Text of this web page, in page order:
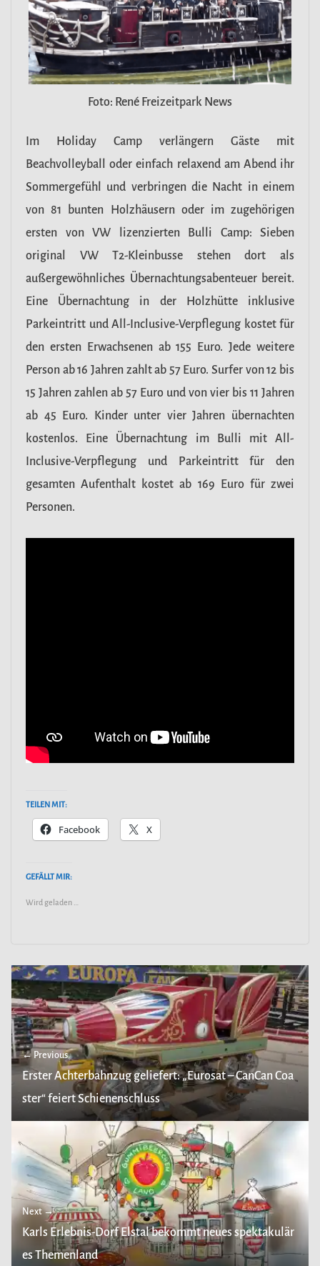
Foto: René Freizeitpark News
Im Holiday Camp verlängern Gäste mit
Beachvolleyball oder einfach relaxend am Abend ihr
Sommergefühl und verbringen die Nacht in einem
von 81 bunten Holzhäusern oder im zugehörigen
ersten von VW lizenzierten Bulli Camp: Sieben
original VW T2-Kleinbusse stehen dort als
außergewöhnliches Übernachtungsabenteuer bereit.
Eine Übernachtung in der Holzhütte inklusive
Parkeintritt und All-Inclusive-Verpflegung kostet für
den ersten Erwachsenen ab 155 Euro. Jede weitere
Person ab 16 Jahren zahlt ab 57 Euro. Surfer von 12 bis
15 Jahren zahlen ab 57 Euro und von vier bis 11 Jahren
ab 45 Euro. Kinder unter vier Jahren übernachten
kostenlos. Eine Übernachtung im Bulli mit All-
Inclusive-Verpflegung und Parkeintritt für den
gesamten Aufenthalt kostet ab 169 Euro für zwei
Personen.
TEILEN MIT:
Facebook X
GEFÄLLT MIR:
Wird geladen …
← Previous
Erster Achterbahnzug geliefert: „Eurosat – CanCan Coa
ster“ feiert Schienenschluss
Next →
Karls Erlebnis-Dorf Elstal bekommt neues spektakulär
es Themenland